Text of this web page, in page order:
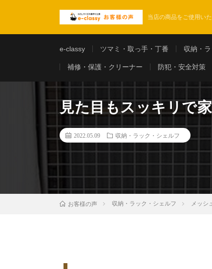
当店の商品をご使用い
e-classy ツマミ・取っ手・丁番 収納・
補修・保護・クリーナー 防犯・安全対策
見た目もスッキリで
2022.05.09 収納・ラック・シェルフ
お客様の声 収納・ラック・シェルフ メッシ